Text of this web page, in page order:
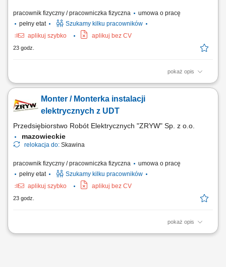
pracownik fizyczny / pracowniczka fizyczna
umowa o pracę
pełny etat
Szukamy kilku pracowników
aplikuj szybko
aplikuj bez CV
23 godz.
pokaż opis
montaż instalacji elektrycznych
Monter / Monterka instalacji
elektrycznych z UDT
Przedsiębiorstwo Robót Elektrycznych "ZRYW" Sp. z o.o.
mazowieckie
relokacja do: Skawina
pracownik fizyczny / pracowniczka fizyczna
umowa o pracę
pełny etat
Szukamy kilku pracowników
aplikuj szybko
aplikuj bez CV
23 godz.
pokaż opis
Wykonywanie montażu i serwisu instalacji elektrycznych na obiektach